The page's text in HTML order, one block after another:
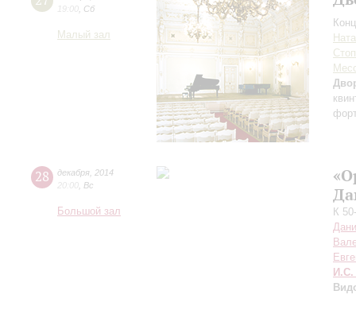
19:00 Сб
Малый зал
28 декабря 2014
20:00 Вс
Большой зал
К
И.С.